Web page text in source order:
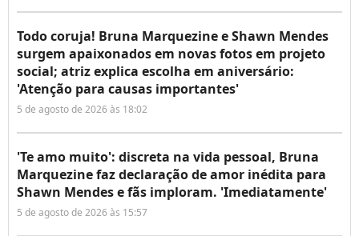
Todo coruja! Bruna Marquezine e Shawn Mendes
surgem apaixonados em novas fotos em projeto
social; atriz explica escolha em aniversário:
'Atenção para causas importantes'
5 de agosto de 2026 às 18:02
'Te amo muito': discreta na vida pessoal, Bruna
Marquezine faz declaração de amor inédita para
Shawn Mendes e fãs imploram. 'Imediatamente'
5 de agosto de 2026 às 15:57